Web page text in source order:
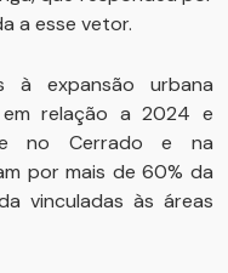
a esse vetor.
à expansão urbana
relação a 2024 e
no Cerrado e na
por mais de 60% da
vinculadas às áreas